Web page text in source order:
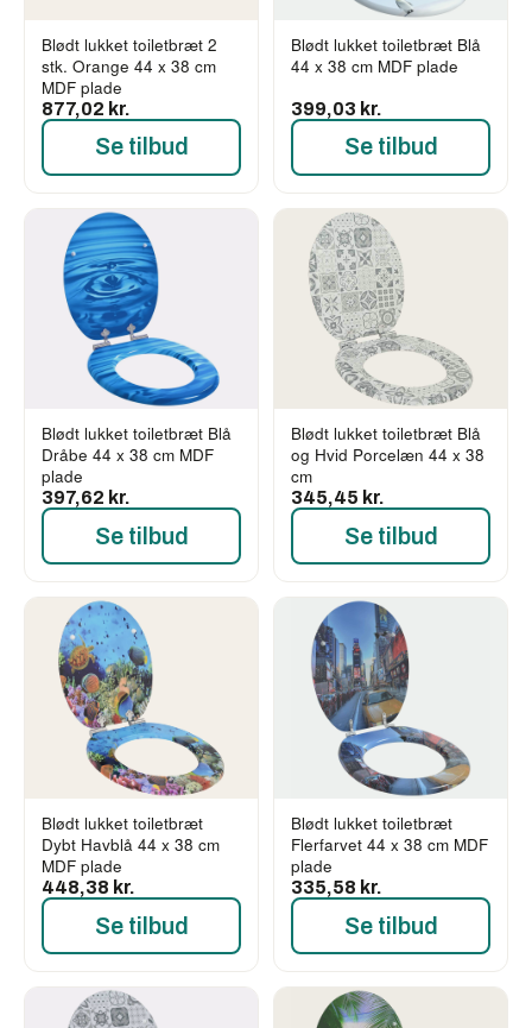
Blødt lukket toiletbræt 2
stk. Orange 44 x 38 cm
MDF plade
877,02 kr.
Se tilbud
Blødt lukket toiletbræt Blå
44 x 38 cm MDF plade
399,03 kr.
Se tilbud
Blødt lukket toiletbræt Blå
Dråbe 44 x 38 cm MDF
plade
397,62 kr.
Se tilbud
Blødt lukket toiletbræt Blå
og Hvid Porcelæn 44 x 38
cm
345,45 kr.
Se tilbud
Blødt lukket toiletbræt
Dybt Havblå 44 x 38 cm
MDF plade
448,38 kr.
Se tilbud
Blødt lukket toiletbræt
Flerfarvet 44 x 38 cm MDF
plade
335,58 kr.
Se tilbud